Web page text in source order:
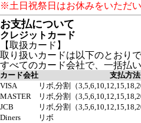
※土日祝祭日はお休みをいただい
お支払について
クレジットカード
【取扱カード】
取り扱いカードは以下のとおりで
すべてのカード会社で、一括払
カード会社
支払方法
VISA
リボ,分割（
MASTER
リボ,分割（
JCB
リボ,分割（
Diners
リボ